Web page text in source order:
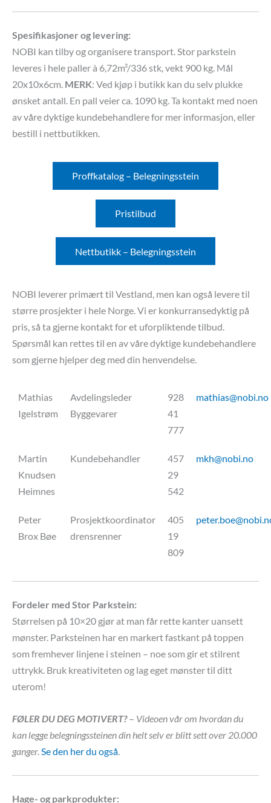
Spesifikasjoner og levering:
NOBI kan tilby og organisere transport. Stor parkstein
leveres i hele paller à 6,72m²/336 stk, vekt 900 kg. Mål
20x10x6cm. MERK: Ved kjøp i butikk kan du selv plukke
ønsket antall. En pall veier ca. 1090 kg. Ta kontakt med noen
av våre dyktige kundebehandlere for mer informasjon, eller
bestill i nettbutikken.
Proffkatalog – Belegningsstein
Pristilbud
Nettbutikk – Belegningsstein
NOBI leverer primært til Vestland, men kan også levere til
større prosjekter i hele Norge. Vi er konkurransedyktig på
pris, så ta gjerne kontakt for et uforpliktende tilbud.
Spørsmål kan rettes til en av våre dyktige kundebehandlere
som gjerne hjelper deg med din henvendelse.
Mathias
Igelstrøm
Avdelingsleder
Byggevarer
928
41
777
mathias@nobi.no
Martin
Knudsen
Heimnes
Kundebehandler
457
29
542
mkh@nobi.no
Peter
Brox Bøe
Prosjektkoordinator
drensrenner
405
19
809
Fordeler med Stor Parkstein:
Størrelsen på 10×20 gjør at man får rette kanter uansett
mønster. Parksteinen har en markert fastkant på toppen
som fremhever linjene i steinen – noe som gir et stilrent
uttrykk. Bruk kreativiteten og lag eget mønster til ditt
uterom!
FØLER DU DEG MOTIVERT?– Videoen vår om hvordan du
kan legge belegningssteinen din helt selv er blitt sett over 20.000
ganger. Se den her du også.
Hage- og parkprodukter: